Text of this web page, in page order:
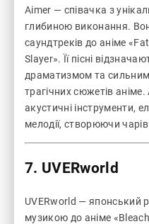
Aimer — співачка з
глибиною виконання.
саундтреків до аніме
Slayer». Її пісні
драматизмом та
трагічних сюжетів
акустичні інструменти,
мелодії, створюючи
7. UVERworld
UVERworld — японський
музикою до аніме